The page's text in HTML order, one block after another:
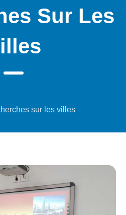
Sur Les
sur les villes